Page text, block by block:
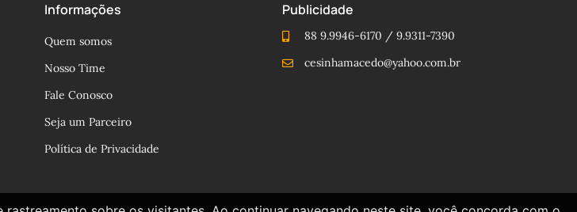
Informações
Quem somos
Nosso Time
Fale Conosco
Seja um Parceiro
Política de Privacidade
Publicidade
88 9.9946-6170 / 9.9311-7390
cesinhamacedo@yahoo.com.br